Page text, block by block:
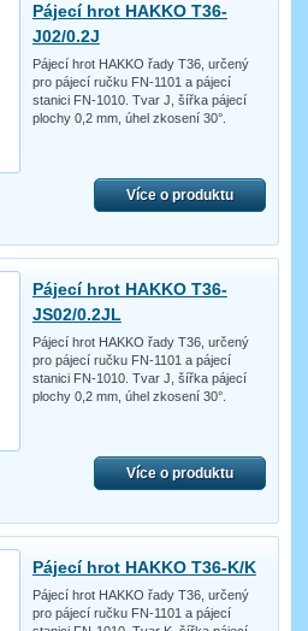
Pájecí hrot HAKKO T36-
J02/0.2J
Pájecí hrot HAKKO řady T36, určený
pro pájecí ručku FN-1101 a pájecí
stanici FN-1010. Tvar J, šířka pájecí
plochy 0,2 mm, úhel zkosení 30°.
Více o produktu
Pájecí hrot HAKKO T36-
JS02/0.2JL
Pájecí hrot HAKKO řady T36, určený
pro pájecí ručku FN-1101 a pájecí
stanici FN-1010. Tvar J, šířka pájecí
plochy 0,2 mm, úhel zkosení 30°.
Více o produktu
Pájecí hrot HAKKO T36-K/K
Pájecí hrot HAKKO řady T36, určený
pro pájecí ručku FN-1101 a pájecí